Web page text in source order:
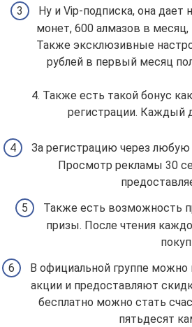
Ну и Vip-подписка, она дает
монет, 600 алмазов в
Также эксклюзивные
рублей в первый месяц
4. Также есть такой бонус
регистрации. Каждый
За регистрацию через
Просмотр рекламы 30
Также есть возможность
призы. После чтения
В официальной группе
акции и предоставляют
бесплатно можно стать
пятьдесят